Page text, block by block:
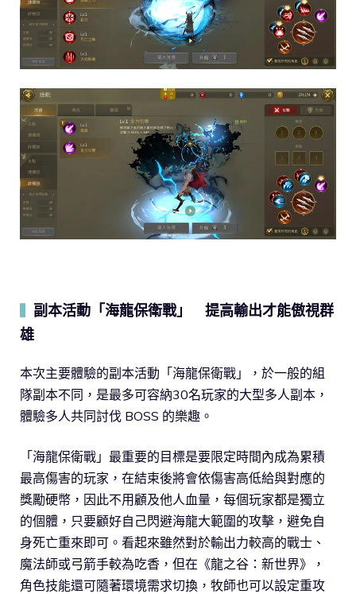
副本活動「海龍保衛戰」 提高輸出才能傲視群
雄
本次主要體驗的副本活動「海龍保衛戰」，於一般的組
隊副本不同，是最多可容納30名玩家的大型多人副本，
體驗多人共同討伐 BOSS 的樂趣。
「海龍保衛戰」最重要的目標是要限定時間內成為累積
最高傷害的玩家，在結束後將會依傷害高低給與對應的
獎勵硬幣，因此不用顧及他人血量，每個玩家都是獨立
的個體，只要顧好自己閃避海龍大範圍的攻擊，避免自
身死亡重來即可。看起來雖然對於輸出力較高的戰士、
魔法師或弓箭手較為吃香，但在《龍之谷：新世界》，
角色技能還可隨著環境需求切換，牧師也可以設定重攻